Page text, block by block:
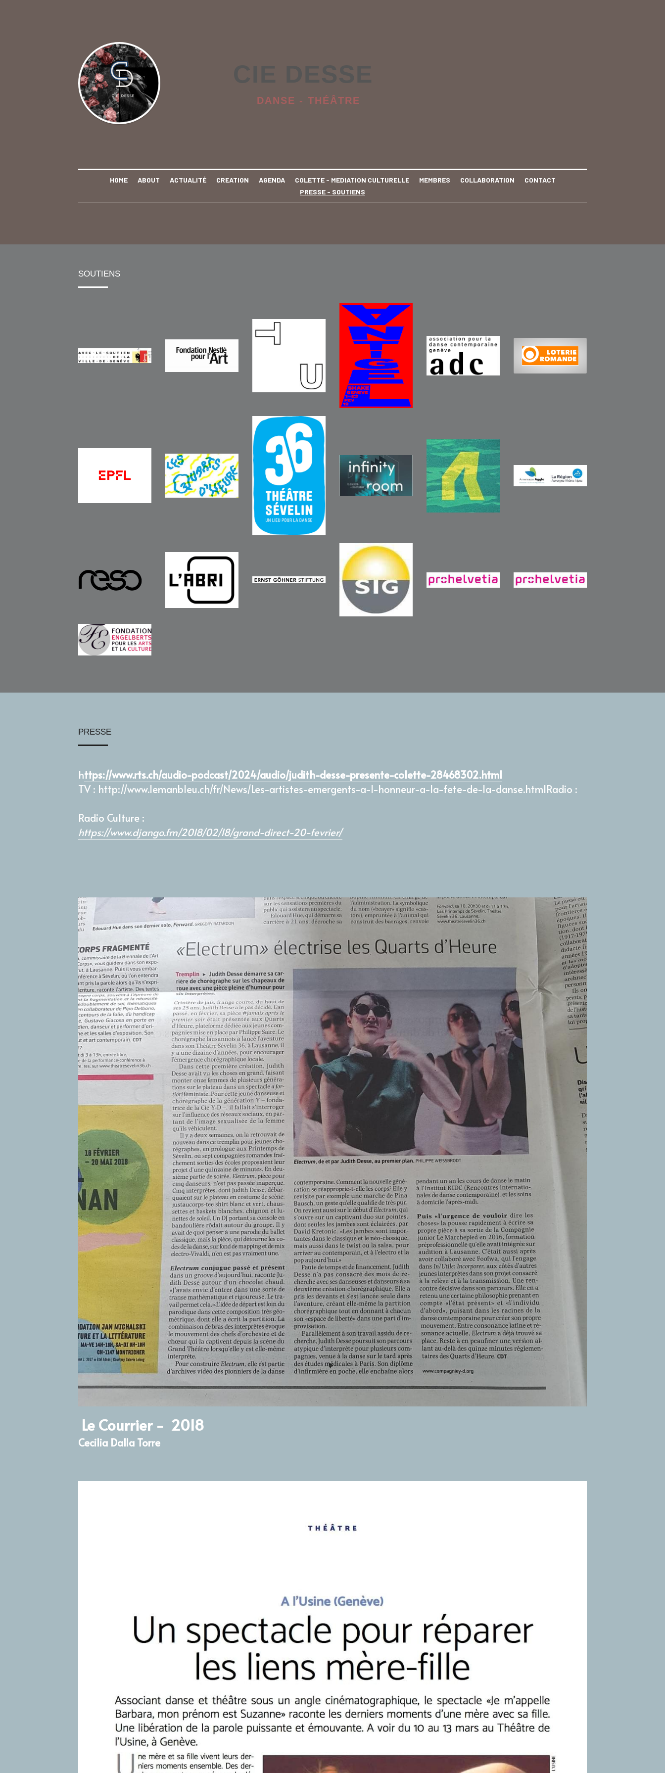
       CIE DESSE
    DANSE - THÉÂTRE
HOME ABOUT ACTUALITÉ CREATION AGENDA COLETTE - MEDIATION CULTURELLE MEMBRES COLLABORATION
CONTACT
PRESSE - SOUTIENS
SOUTIENS
PRESSE
https://www.rts.ch/audio-podcast/2024/audio/judith-desse-presente-colette-28468302.html
TV : http://www.lemanbleu.ch/fr/News/Les-artistes-emergents-a-l-honneur-a-la-fete-de-la-danse.htmlRadio :
Radio Culture :
https://www.django.fm/2018/02/18/grand-direct-20-fevrier/
Le Courrier -  2018
Cecilia Dalla Torre